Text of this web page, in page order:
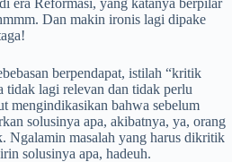
Dan makin ironis lagi dipake
berpendapat, istilah “kritik
tidak lagi relevan dan tidak perlu
mengindikasikan bahwa sebelum
solusinya apa, akibatnya, ya, orang
Ngalamin masalah yang harus dikritik
solusinya apa, hadeuh.